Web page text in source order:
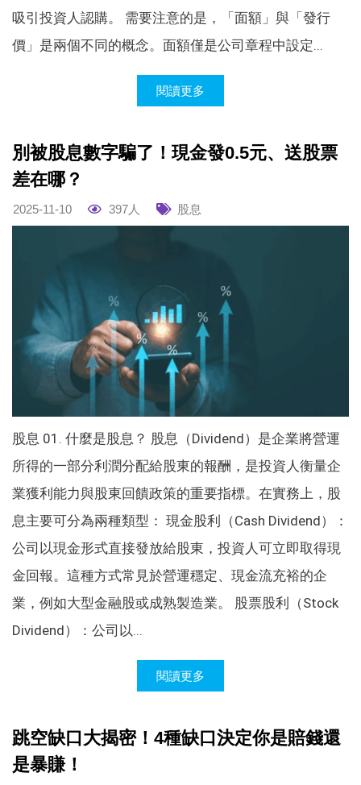
吸引投資人認購。 需要注意的是，「面額」與「發行
價」是兩個不同的概念。面額僅是公司章程中設定...
閱讀更多
別被股息數字騙了！現金發0.5元、送股票
差在哪？
2025-11-10 397人 股息
股息 01. 什麼是股息？ 股息（Dividend）是企業將營運
所得的一部分利潤分配給股東的報酬，是投資人衡量企
業獲利能力與股東回饋政策的重要指標。在實務上，股
息主要可分為兩種類型： 現金股利（Cash Dividend）：
公司以現金形式直接發放給股東，投資人可立即取得現
金回報。這種方式常見於營運穩定、現金流充裕的企
業，例如大型金融股或成熟製造業。 股票股利（Stock
Dividend）：公司以...
閱讀更多
跳空缺口大揭密！4種缺口決定你是賠錢還
是暴賺！